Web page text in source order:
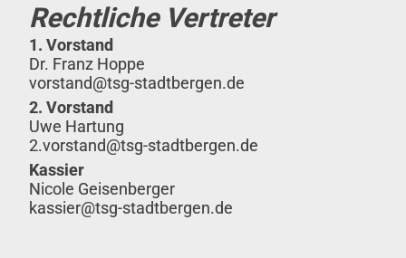
Rechtliche Vertreter
1. Vorstand
Dr. Franz Hoppe
vorstand@tsg-stadtbergen.de
2. Vorstand
Uwe Hartung
2.vorstand@tsg-stadtbergen.de
Kassier
Nicole Geisenberger
kassier@tsg-stadtbergen.de